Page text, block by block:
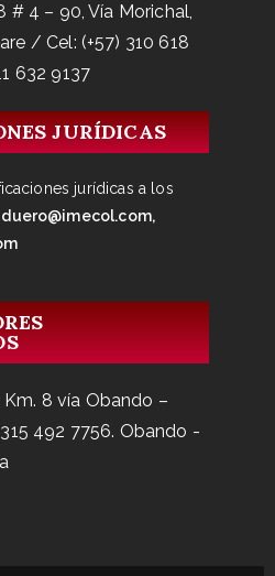
# 4 – 90, Vía Morichal,
/ Cel: (+57) 310 618
632 9137
JURÍDICAS
jurídicas a los
Km. 8 vía Obando –
492 7756. Obando -